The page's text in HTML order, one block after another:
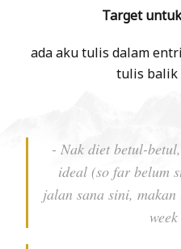
Target
ada aku tulis dalam entri
tulis balik
- Nak diet betul-
ideal (so far belum
jalan sana sini,